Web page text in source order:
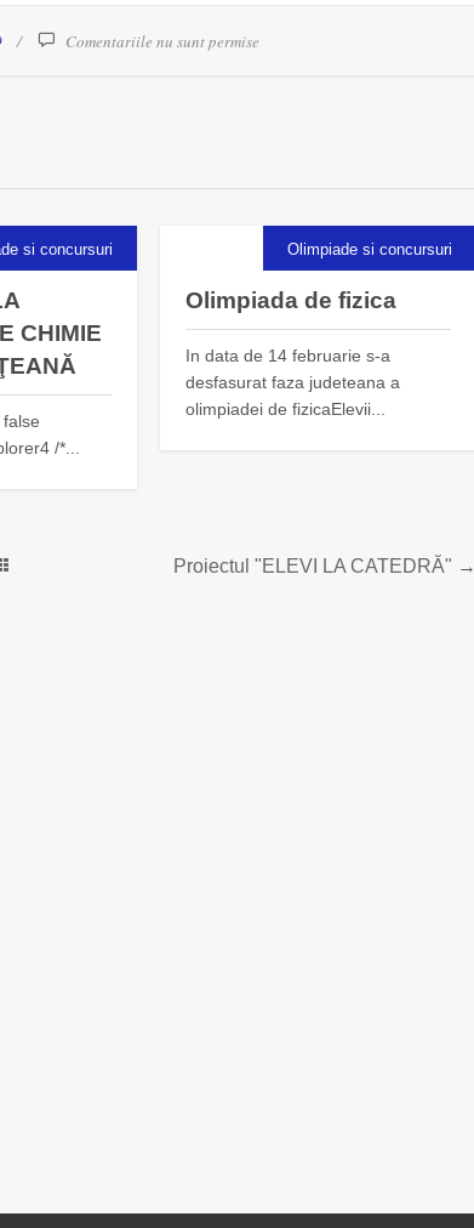
Comentariile nu sunt permise
si concursuri
CHIMIE
/*...
Olimpiade si concursuri
Olimpiada de fizica
In data de 14 februarie s-a
desfasurat faza judeteana a
olimpiadei de fizicaElevii...
Proiectul "ELEVI LA CATEDRĂ" →